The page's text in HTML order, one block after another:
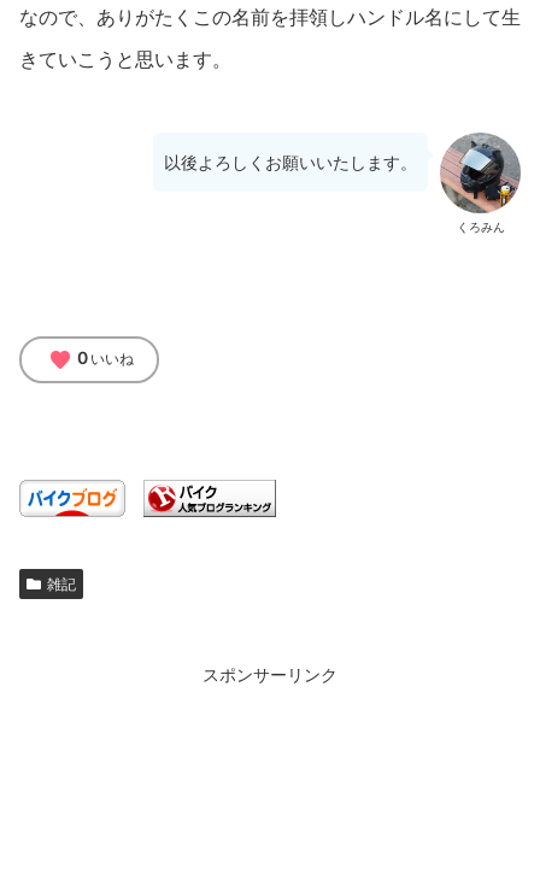
なので、ありがたくこの名前を拝領しハンドル名にして生
きていこうと思います。
くろみん
以後よろしくお願いいたします。
favorite 0 いいね
雑記
スポンサーリンク